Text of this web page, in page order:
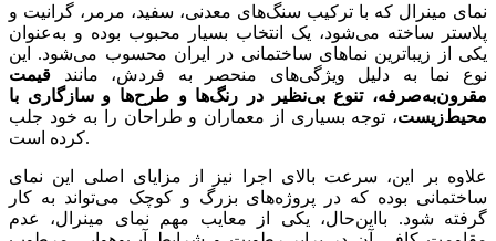
نمای مینرال که با ترکیب سنگ‌های معدنی، سفید، مرمر، گرانیت و
پلاستر ساخته می‌شود، یک انتخاب بسیار محبوب بوده و به‌عنوان
یکی از زیباترین نماهای ساختمانی در ایران محسوب می‌شود. این
نوع نما به دلیل ویژگی‌های منحصر به فردش، مانند قیمت
مقرون‌به‌صرفه، تنوع بی‌نظیر در رنگ‌ها و طرح‌ها و سازگاری با
محیط‌زیست، توجه بسیاری از معماران و طراحان را به خود جلب
کرده است.
علاوه بر این، سرعت بالای اجرا نیز از مزایای اصلی این نمای
ساختمانی بوده که در پروژه‌های بزرگ و کوچک می‌تواند به کار
گرفته شود. بااین‌حال، یکی از معایب مهم نمای مینرال، عدم